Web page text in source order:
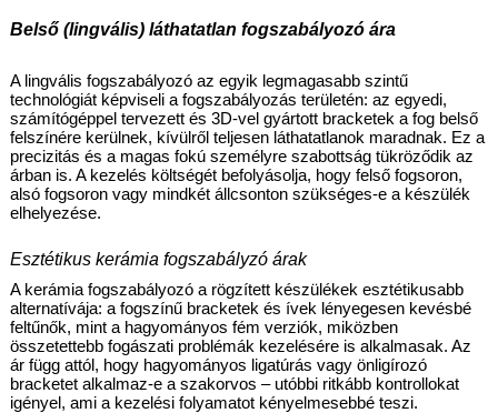
Belső (lingvális) láthatatlan fogszabályozó ára
A lingvális fogszabályozó az egyik legmagasabb szintű
technológiát képviseli a fogszabályozás területén: az egyedi,
számítógéppel tervezett és 3D-vel gyártott bracketek a fog belső
felszínére kerülnek, kívülről teljesen láthatatlanok maradnak. Ez a
precizitás és a magas fokú személyre szabottság tükröződik az
árban is. A kezelés költségét befolyásolja, hogy felső fogsoron,
alsó fogsoron vagy mindkét állcsonton szükséges-e a készülék
elhelyezése.
Esztétikus kerámia fogszabályzó árak
A kerámia fogszabályozó a rögzített készülékek esztétikusabb
alternatívája: a fogszínű bracketek és ívek lényegesen kevésbé
feltűnők, mint a hagyományos fém verziók, miközben
összetettebb fogászati problémák kezelésére is alkalmasak. Az
ár függ attól, hogy hagyományos ligatúrás vagy önligírozó
bracketet alkalmaz-e a szakorvos – utóbbi ritkább kontrollokat
igényel, ami a kezelési folyamatot kényelmesebbé teszi.